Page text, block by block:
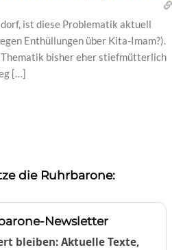
ist diese Problematik aktuell
Enthüllungen über Kita-Imam?).
bisher eher stiefmütterlich
[…]
die Ruhrbarone:
Newsletter
bleiben: Aktuelle Texte,